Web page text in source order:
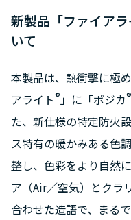
新製品「ファイアラ
いて
本製品は、熱衝撃に極
アライト® 」に「ポジカ®
た、新仕様の特定防火
ス特有の暖かみある色
整し、色彩をより自然
ア（Air／空気）とクラ
合わせた造語で、まる